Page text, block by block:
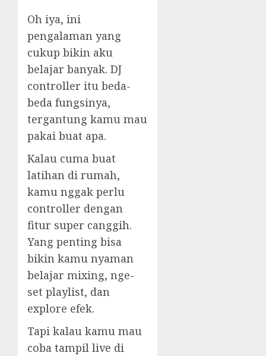
Oh iya, ini
pengalaman yang
cukup bikin aku
belajar banyak. DJ
controller itu beda-
beda fungsinya,
tergantung kamu mau
pakai buat apa.
Kalau cuma buat
latihan di rumah,
kamu nggak perlu
controller dengan
fitur super canggih.
Yang penting bisa
bikin kamu nyaman
belajar mixing, nge-
set playlist, dan
explore efek.
Tapi kalau kamu mau
coba tampil live di